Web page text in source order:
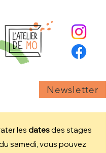
Newsletter
les datesdes stages
samedi, vous pouvez